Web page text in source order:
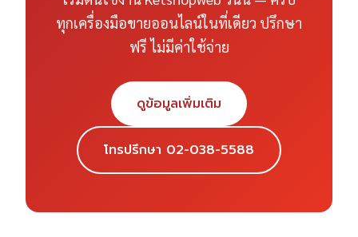
ทุกเครื่องมือขายออนไลน์ในที่เดียว ปรึกษา
ฟรี ไม่มีค่าใช้จ่าย
ดูข้อมูลเพิ่มเติม
โทรปรึกษา 02-038-5588